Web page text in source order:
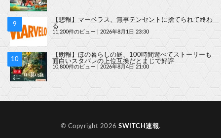
【悲報】マーベラス、無事テンセントに捨てられて終わ
る
11,200件のビュー |2026年8月1日 23:30
【朗報】ほの暮らしの庭、100時間遊べてストーリーも
面白いスタバレの上位互換だとまじで好評
10,800件のビュー 2026年8月4日 21:00
© Copyright 2026 SWITCH速報.